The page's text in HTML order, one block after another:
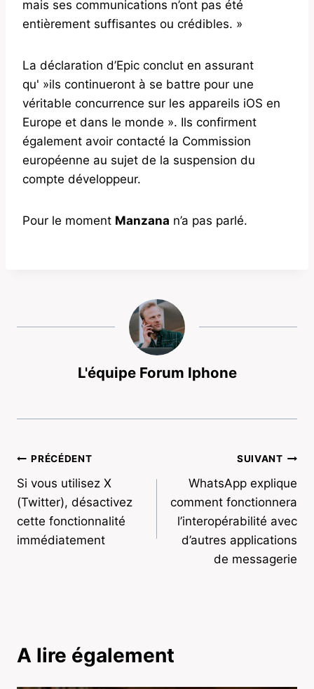
mais ses communications n’ont pas été
entièrement suffisantes ou crédibles. »
La déclaration d’Epic conclut en assurant
qu' »ils continueront à se battre pour une
véritable concurrence sur les appareils iOS en
Europe et dans le monde ». Ils confirment
également avoir contacté la Commission
européenne au sujet de la suspension du
compte développeur.
Pour le moment Manzana n’a pas parlé.
L'équipe Forum Iphone
Navigation
de
l’article
PRÉCÉDENT
Si vous utilisez X
(Twitter), désactivez
cette fonctionnalité
immédiatement
SUIVANT
WhatsApp explique
comment fonctionnera
l’interopérabilité avec
d’autres applications
de messagerie
A lire également